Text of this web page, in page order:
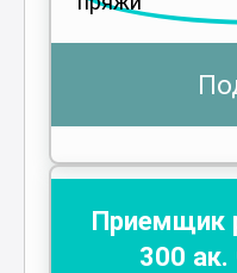
Приемщик
300 ак.